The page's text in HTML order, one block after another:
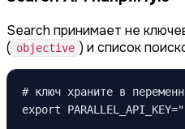
Search принимает не
( objective ) и список
# ключ храните в
export